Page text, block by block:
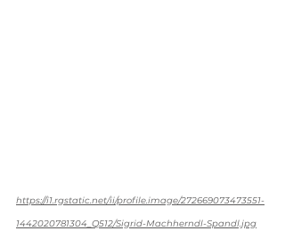
https://i1.rgstatic.net/ii/profile.image/272669073473551-
1442020781304_Q512/Sigrid-Machherndl-Spandl.jpg